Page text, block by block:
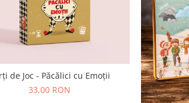
de Joc - Păcălici cu Emoții
33,00 RON